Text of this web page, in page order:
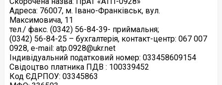
Адреса: 76007, м. Івано-Франківськ, вул.
Максимовича, 11
тел./ факс. (0342) 56-84-39- приймальня;
(0342) 56-84-25 – бухгалтерія, контакт-центр: 067 007
0928, e-mail: atp.0928@ukr.net
Індивідуальний податковий номер: 033458609154
Свідоцтво платника ПДВ : 100339452
Код ЄДРПОУ: 03345863